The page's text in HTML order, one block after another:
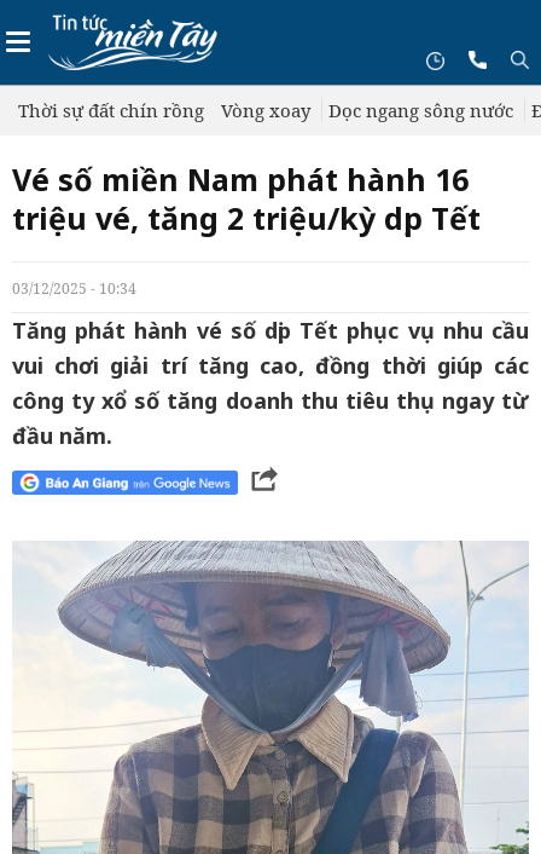
Thời sự đất chín rồng Vòng xoay Dọc ngang sông nước
Vé số miền Nam phát hành 16
triệu vé, tăng 2 triệu/kỳ dịp Tết
03/12/2025 - 10:34
Tăng phát hành vé số dịp Tết phục vụ nhu cầu
vui chơi giải trí tăng cao, đồng thời giúp các
công ty xổ số tăng doanh thu tiêu thụ ngay từ
đầu năm.